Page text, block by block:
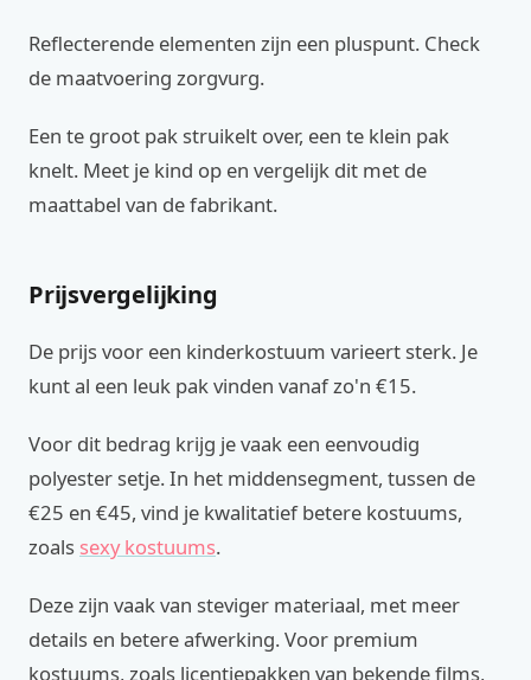
Reflecterende elementen zijn een pluspunt. Check
de maatvoering zorgvurg.
Een te groot pak struikelt over, een te klein pak
knelt. Meet je kind op en vergelijk dit met de
maattabel van de fabrikant.
Prijsvergelijking
De prijs voor een kinderkostuum varieert sterk. Je
kunt al een leuk pak vinden vanaf zo'n €15.
Voor dit bedrag krijg je vaak een eenvoudig
polyester setje. In het middensegment, tussen de
€25 en €45, vind je kwalitatief betere kostuums,
zoals sexy kostuums.
Deze zijn vaak van steviger materiaal, met meer
details en betere afwerking. Voor premium
kostuums, zoals licentiepakken van bekende films,